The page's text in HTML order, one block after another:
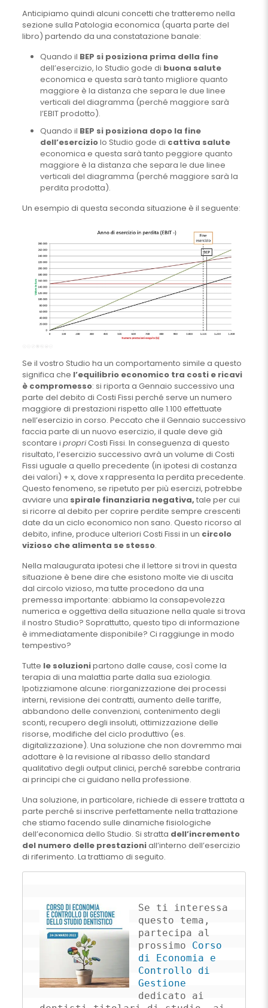
Anticipiamo quindi alcuni concetti che tratteremo nella
sezione sulla Patologia economica (quarta parte del
libro) partendo da una constatazione banale:
Quando il BEP si posiziona prima della fine
dell’esercizio, lo Studio gode di buona salute
economica e questa sarà tanto migliore quanto
maggiore è la distanza che separa le due linee
verticali del diagramma (perché maggiore sarà
l’EBIT prodotto).
Quando il BEP si posiziona dopo la fine
dell’eserciziolo Studio gode di cattiva salute
economica e questa sarà tanto peggiore quanto
maggiore è la distanza che separa le due linee
verticali del diagramma (perché maggiore sarà la
perdita prodotta).
Un esempio di questa seconda situazione è il seguente:
Se il vostro Studio ha un comportamento simile a questo
significa che l’equilibrio economico tra costi e ricavi
è compromesso: si riporta a Gennaio successivo una
parte del debito di Costi Fissi perché serve un numero
maggiore di prestazioni rispetto alle 1.100 effettuate
nell’esercizio in corso. Peccato che il Gennaio successivo
faccia parte di un nuovo esercizio, il quale deve già
scontare i propriCosti Fissi. In conseguenza di questo
risultato, l’esercizio successivo avrà un volume di Costi
Fissi uguale a quello precedente (in ipotesi di costanza
dei valori) + x, dove x rappresenta la perdita precedente.
Questo fenomeno, se ripetuto per più esercizi, potrebbe
avviare una spirale finanziaria negativa, tale per cui
si ricorre al debito per coprire perdite sempre crescenti
date da un ciclo economico non sano. Questo ricorso al
debito, infine, produce ulteriori Costi Fissi in un circolo
vizioso che alimenta se stesso.
Nella malaugurata ipotesi che il lettore si trovi in questa
situazione è bene dire che esistono molte vie di uscita
dal circolo vizioso, ma tutte procedono da una
premessa importante: abbiamo la consapevolezza
numerica e oggettiva della situazione nella quale si trova
il nostro Studio? Soprattutto, questo tipo di informazione
è immediatamente disponibile? Ci raggiunge in modo
tempestivo?
Tutte le soluzionipartono dalle cause, così come la
terapia di una malattia parte dalla sua eziologia.
Ipotizziamone alcune: riorganizzazione dei processi
interni, revisione dei contratti, aumento delle tariffe,
abbandono delle convenzioni, contenimento degli
sconti, recupero degli insoluti, ottimizzazione delle
risorse, modifiche del ciclo produttivo (es.
digitalizzazione). Una soluzione che non dovremmo mai
adottare è la revisione al ribasso dello standard
qualitativo degli output clinici, perché sarebbe contraria
ai principi che ci guidano nella professione.
Una soluzione, in particolare, richiede di essere trattata a
parte perché si inscrive perfettamente nella trattazione
che stiamo facendo sulle dinamiche fisiologiche
dell’economica dello Studio. Si stratta dell’incremento
del numero delle prestazioniall’interno dell’esercizio
di riferimento. La trattiamo di seguito.
Se ti interessa
questo tema,
partecipa al
prossimo Corso
di Economia e
Controllo di
Gestione
dedicato ai